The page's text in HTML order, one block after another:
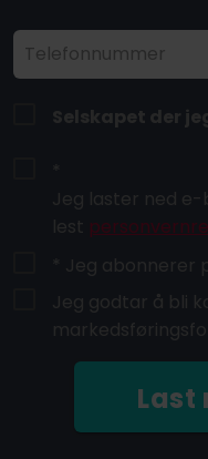
Telefonnummer
Selskapet der
Jeg laster ned
lest
* Jeg
Jeg godtar å bli
Last